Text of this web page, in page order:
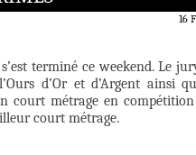
16
terminé ce weekend. Le
d’Or et d’Argent ainsi
court métrage en
court métrage.